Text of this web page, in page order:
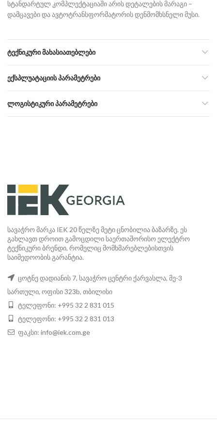
სტანდარტულ კომპლექტაციაში არის დეტალების მარაგი –
დამცავები და ავტოტრანსფორმატორის დენმომხსნელი მუსი.
ᲢᲔᲥᲜᲘᲙᲣᲠᲘ ᲛᲐᲮᲐᲡᲘᲐᲗᲔᲑᲚᲔᲑᲘ
ᲔᲥᲡᲞᲚᲣᲐᲢᲐᲪᲘᲘᲡ ᲞᲐᲠᲐᲛᲔᲢᲠᲔᲑᲘ
ᲚᲝᲒᲘᲡᲢᲘᲙᲣᲠᲘ ᲞᲐᲠᲐᲛᲔᲢᲠᲔᲑᲘ
სავაჭრო მარკა IEK 20 წელზე მეტი ცნობილია ბაზარზე. ეს
გახლავთ დროით გამოცდილი საერთაშორისო ელექტრო
ტექნიკური ბრენდი, რომელიც მომხმარებლებისთვის
საიმედოობის გარანტია.
ცოტნე დადიანის 7, სავაჭრო ცენტრი ქარვასლა, მე-3
სართული, ოფისი 323b, თბილისი
ტელეფონი: +995 32 2 831 015
ტელეფონი: +995 32 2 831 013
ფაკსი: info@iek.com.ge